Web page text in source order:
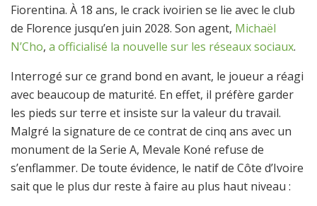
Fiorentina. À 18 ans, le crack ivoirien se lie avec le club
de Florence jusqu’en juin 2028. Son agent, Michaël
N’Cho, a officialisé la nouvelle sur les réseaux sociaux.
Interrogé sur ce grand bond en avant, le joueur a réagi
avec beaucoup de maturité. En effet, il préfère garder
les pieds sur terre et insiste sur la valeur du travail.
Malgré la signature de ce contrat de cinq ans avec un
monument de la Serie A, Mevale Koné refuse de
s’enflammer. De toute évidence, le natif de Côte d’Ivoire
sait que le plus dur reste à faire au plus haut niveau :